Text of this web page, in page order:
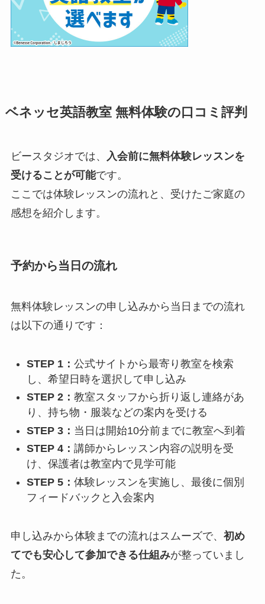
ベネッセ英語教室 無料体験の口コミ評判
ビースタジオでは、
入会前に無料体験レッスンを
受けることが可能です。
ここでは体験レッスンの流れと、受けたご家庭の
感想を紹介します。
予約から当日の流れ
無料体験レッスンの申し込みから当日までの流れ
は以下の通りです：
STEP 1： 公式サイトから最寄り教室を検索
し、希望日時を選択して申し込み
STEP 2： 教室スタッフから折り返し連絡があ
り、持ち物・服装などの案内を受ける
STEP 3： 当日は開始10分前までに教室へ到着
STEP 4： 講師からレッスン内容の説明を受
け、保護者は教室内で見学可能
STEP 5： 体験レッスンを実施し、最後に個別
フィードバックと入会案内
申し込みから体験までの流れはスムーズで、 初め
てでも安心して参加できる仕組みが整っていまし
た。